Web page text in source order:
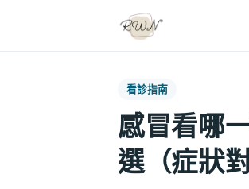
看診指南
感冒看哪
選（症狀